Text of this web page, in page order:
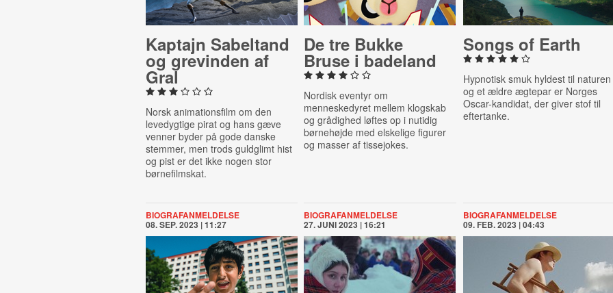
Kaptajn Sabeltand
og grevinden af
Gral
Norsk animationsfilm om den
levedygtige pirat og hans gæve
venner byder på gode danske
stemmer, men trods guldglimt hist
og pist er det ikke nogen stor
børnefilmskat.
De tre Bukke
Bruse i badeland
Nordisk eventyr om
menneskedyret mellem klogskab
og grådighed løftes op i nutidig
børnehøjde med elskelige figurer
og masser af tissejokes.
Songs of Earth
Hypnotisk smuk hyldest til naturen
og et ældre ægtepar er Norges
Oscar-kandidat, der giver stof til
eftertanke.
BIOGRAFANMELDELSE
08. SEP. 2023 | 11:27
BIOGRAFANMELDELSE
27. JUNI 2023 | 16:21
BIOGRAFANMELDELSE
09. FEB. 2023 | 04:43